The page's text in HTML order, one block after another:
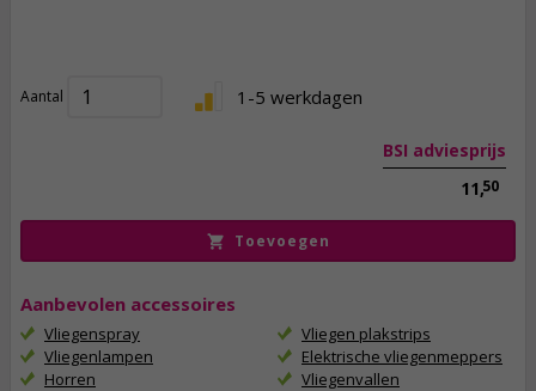
BSI adviesprijs
11,50
Aantal 1-5 werkdagen
Toevoegen
Aanbevolen accessoires
Vliegenspray
Vliegenlampen
Horren
Vliegen plakstrips
Elektrische vliegenmeppers
Vliegenvallen